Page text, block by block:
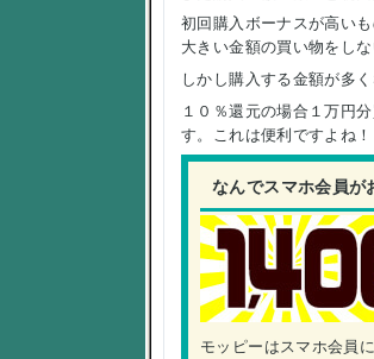
初回購入ボーナスが高い
大きい金額の買い物をし
しかし購入する金額が多
１０％還元の場合１万円
す。これは便利ですよね！
なんでスマホ会員が
モッピーはスマホ会員